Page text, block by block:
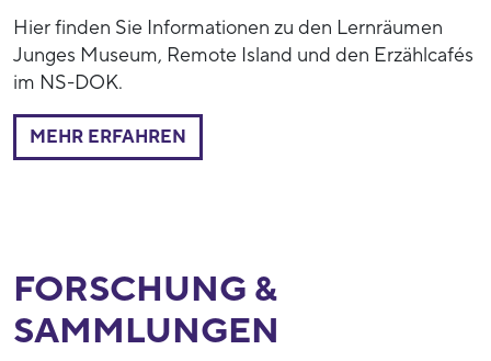
Hier finden Sie Informationen zu den Lernräumen
Junges Museum, Remote Island und den Erzählcafés
im NS-DOK.
MEHR ERFAHREN
FORSCHUNG &
SAMMLUNGEN